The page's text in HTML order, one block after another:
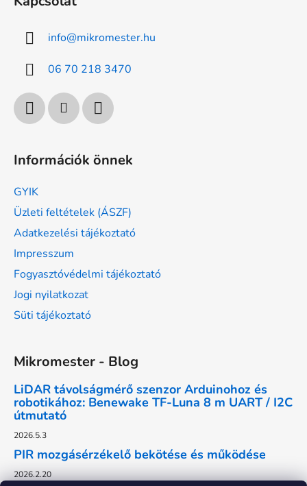
info@mikromester.hu
06 70 218 3470
Információk önnek
GYIK
Üzleti feltételek (ÁSZF)
Adatkezelési tájékoztató
Impresszum
Fogyasztóvédelmi tájékoztató
Jogi nyilatkozat
Süti tájékoztató
Mikromester - Blog
LiDAR távolságmérő szenzor Arduinohoz és
robotikához: Benewake TF-Luna 8 m UART / I2C
útmutató
2026.5.3
PIR mozgásérzékelő bekötése és működése
2026.2.20